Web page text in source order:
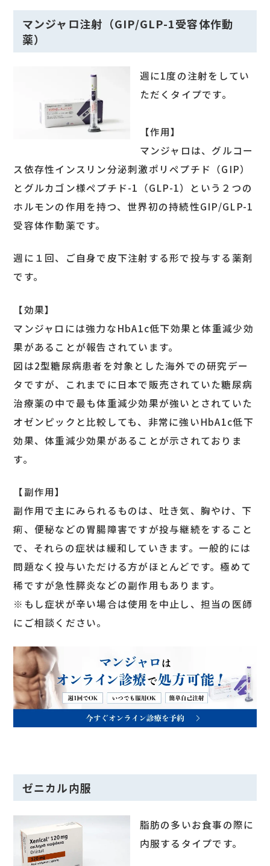
マンジャロ注射（GIP/GLP-1受容体作動
薬）
週に1度の注射をしてい
ただくタイプです。
【作用】
マンジャロは、グルコー
ス依存性インスリン分泌刺激ポリペプチド（GIP）
とグルカゴン様ペプチド-1（GLP-1）という２つの
ホルモンの作用を持つ、世界初の持続性GIP/GLP-1
受容体作動薬です。
週に１回、ご自身で皮下注射する形で投与する薬剤
です。
【効果】
マンジャロには強力なHbA1c低下効果と体重減少効
果があることが報告されています。
図は2型糖尿病患者を対象とした海外での研究デー
タですが、これまでに日本で販売されていた糖尿病
治療薬の中で最も体重減少効果が強いとされていた
オゼンピックと比較しても、非常に強いHbA1c低下
効果、体重減少効果があることが示されておりま
す。
【副作用】
副作用で主にみられるものは、吐き気、胸やけ、下
痢、便秘などの胃腸障害ですが投与継続をすること
で、それらの症状は緩和していきます。一般的には
問題なく投与いただける方がほとんどです。極めて
稀ですが急性膵炎などの副作用もあります。
※もし症状が辛い場合は使用を中止し、担当の医師
にご相談ください。
ゼニカル内服
脂肪の多いお食事の際に
内服するタイプです。